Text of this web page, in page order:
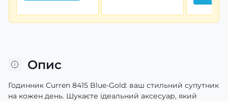
Опис
Годинник Curren 8415 Blue-Gold: ваш стильний супутник
на кожен день. Шукаєте ідеальний аксесуар, який